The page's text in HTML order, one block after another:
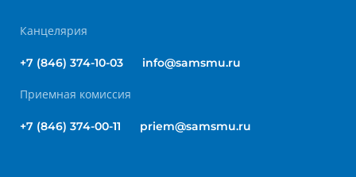
Канцелярия
+7 (846) 374-10-03 info@samsmu.ru
Приемная комиссия
+7 (846) 374-00-11 priem@samsmu.ru